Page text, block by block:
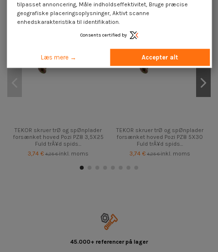
-12%
TEKOR skruer trØ og spØnplader
forsænket hoved Pozi PZ8 3,5X25
Fuld trÃ¥d spids...
3,74 € 4,25 €inkl. moms
-12%
TEKOR skruer trØ og spØnplader
forsænket hoved Pozi PZ8 5X30
Fuld trÃ¥d spids...
3,74 € 4,25 €inkl. moms
45.000+ referencer på lager
tilpasset annoncering, Måle indholdseffektivitet, Bruge præcise
geografiske placeringsoplysninger, Aktivt scanne
enhedskarakteristika til identifikation.
Consents certified by
Læs mere → Accepter alt